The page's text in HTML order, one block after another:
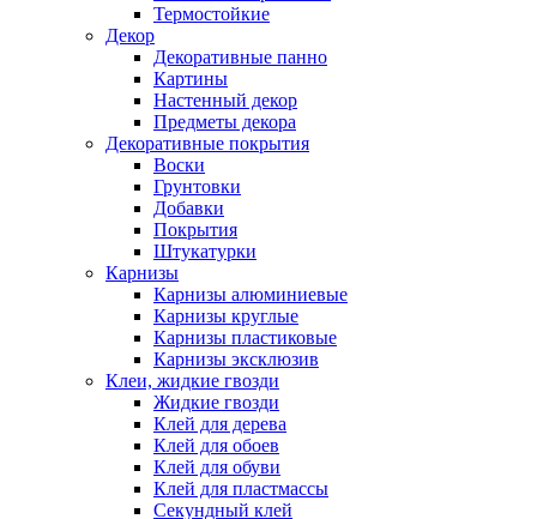
Термостойкие
Декор
Декоративные панно
Картины
Настенный декор
Предметы декора
Декоративные покрытия
Воски
Грунтовки
Добавки
Покрытия
Штукатурки
Карнизы
Карнизы алюминиевые
Карнизы круглые
Карнизы пластиковые
Карнизы эксклюзив
Клеи, жидкие гвозди
Жидкие гвозди
Клей для дерева
Клей для обоев
Клей для обуви
Клей для пластмассы
Секундный клей